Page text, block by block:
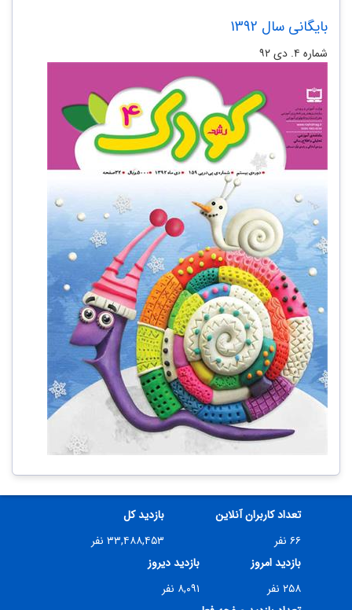
بایگانی سال 1392
شماره ۴. دی ۹۲
تعداد کاربران آنلاین
۶۶ نفر
بازدید کل
۳۳,۴۸۸,۴۵۳ نفر
بازدید امروز
۲۵۸ نفر
بازدید دیروز
۸,۰۹۱ نفر